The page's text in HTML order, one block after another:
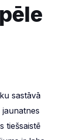
sastāvā
tiešsaistē